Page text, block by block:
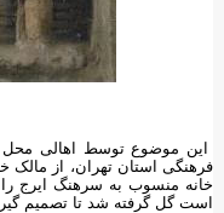
این موضوع توسط اهالی محل
فرهنگی استان تهران، از مالک
خانه منسوب به سرهنگ ایرج
است گل گرفته شد تا تصمیم